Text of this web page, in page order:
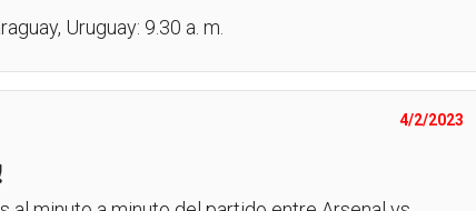
Uruguay: 9.30 a. m.
4/2/2023